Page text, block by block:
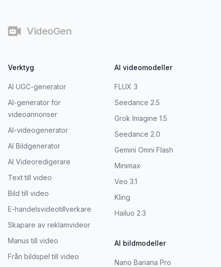
VideoGen
Verktyg
AI UGC-generator
AI-generator för
videoannonser
AI-videogenerator
AI Bildgenerator
AI Videoredigerare
Text till video
Bild till video
E-handelsvideotillverkare
Skapare av reklamvideor
Manus till video
Från bildspel till video
AI videomodeller
FLUX 3
Seedance 2.5
Grok Imagine 1.5
Seedance 2.0
Gemini Omni Flash
Minimax
Veo 3.1
Kling
Hailuo 2.3
AI bildmodeller
Nano Banana Pro